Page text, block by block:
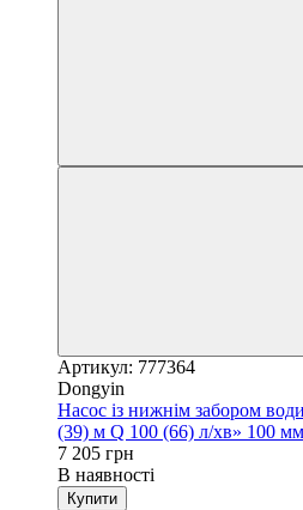
Артикул: 777364
Dongyin
Насос із нижнім забором
(39) м Q 100 (66) л/хв» 100
7 205 грн
В наявності
Купити